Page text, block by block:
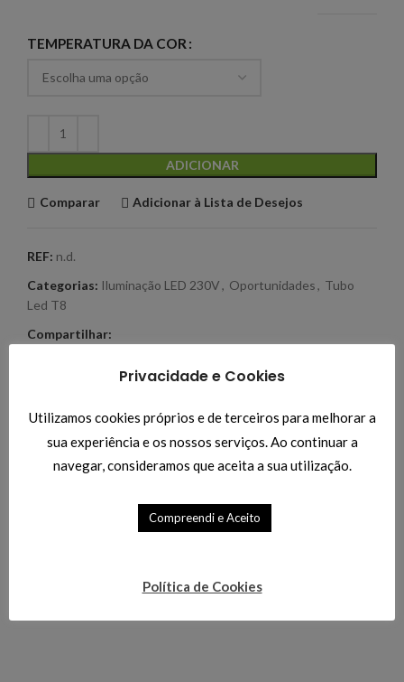
TEMPERATURA DA COR
ADICIONAR
Comparar Adicionar à Lista de Desejos
REF: n.d.
Categorias: Iluminação LED 230V, Oportunidades, Tubo
Led T8
Compartilhar:
Downlight Redondo
12W 4200K
Oportunidades,
Downlight de Encastrar
€
Lâmpada LED E14 6W
4500K
Oportunidades,
Lâmpadas E14
4.00
Privacidade e Cookies
Utilizamos cookies próprios e de terceiros para melhorar a
sua experiência e os nossos serviços. Ao continuar a
navegar, consideramos que aceita a sua utilização.
Compreendi e Aceito
Política de Cookies